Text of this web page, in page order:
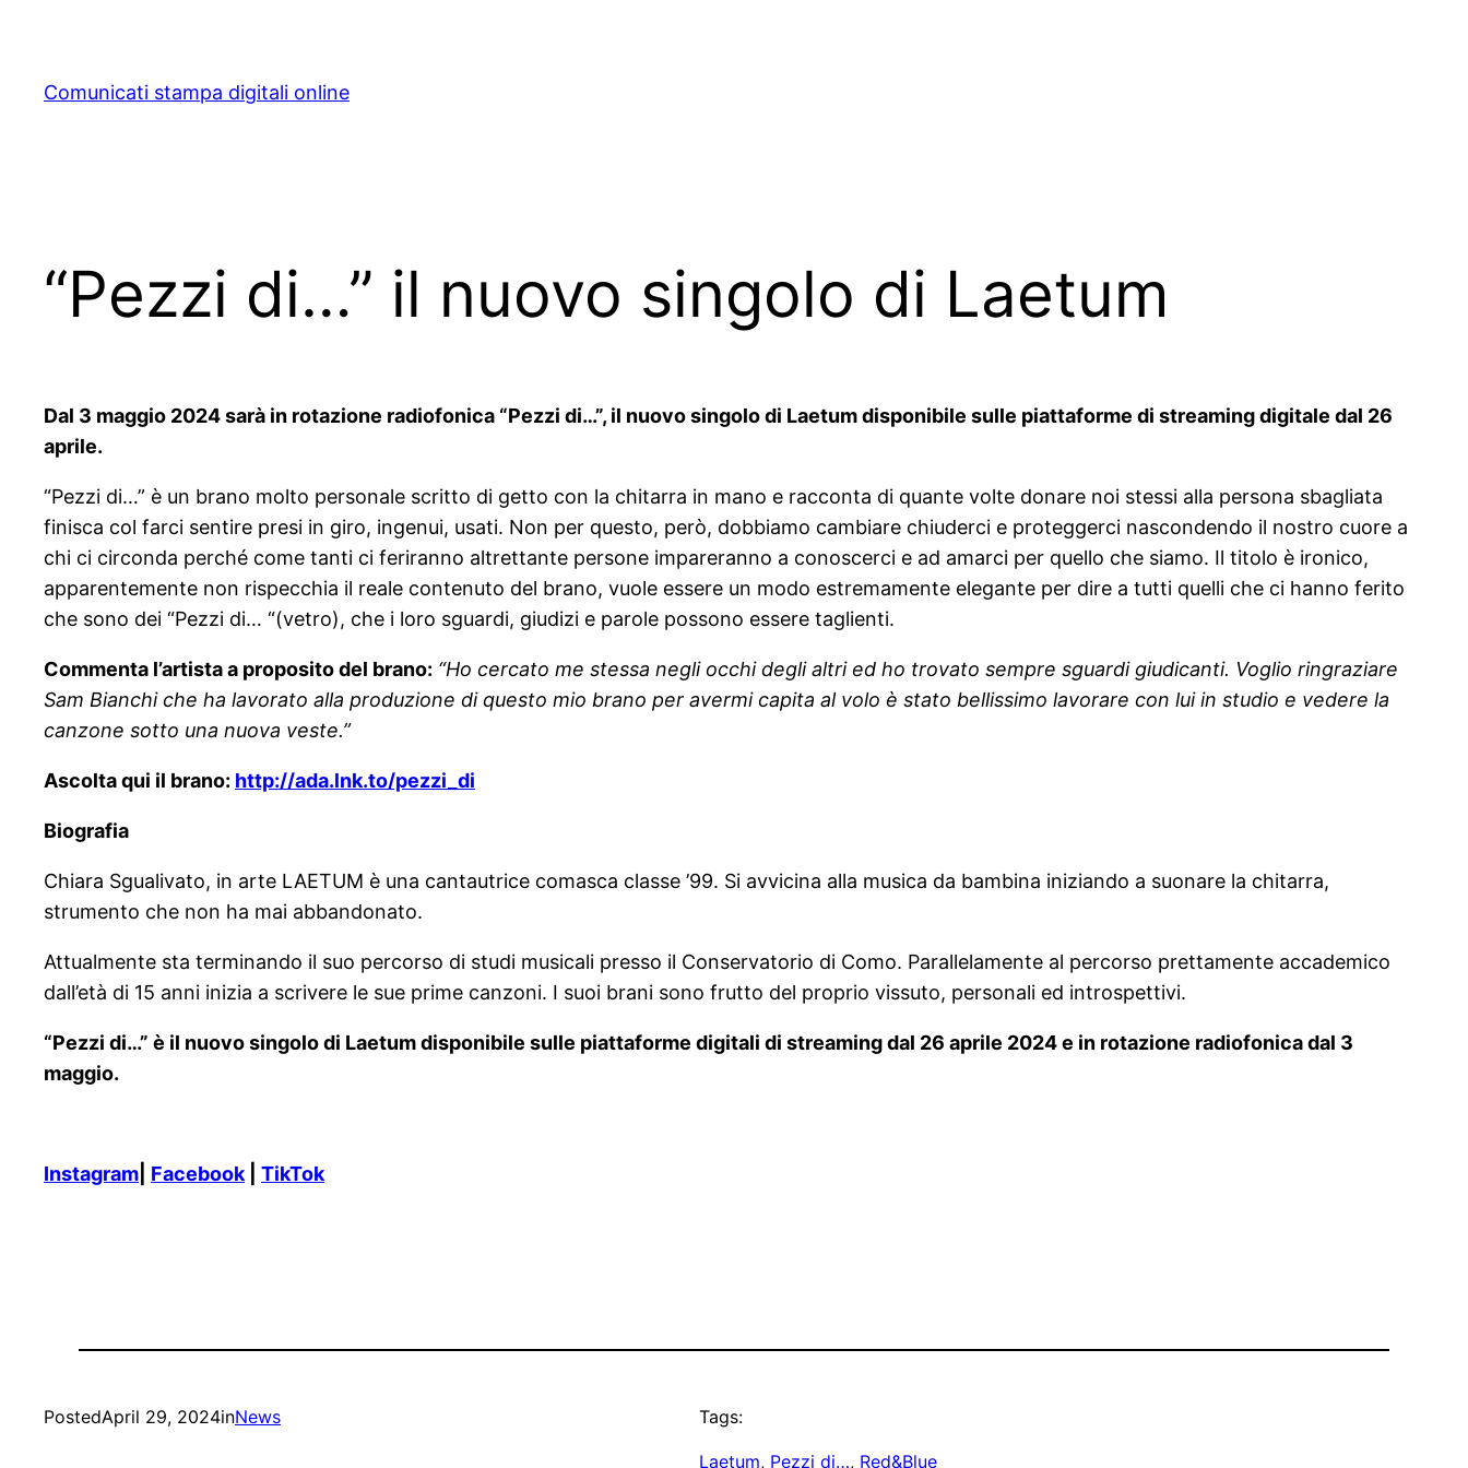
content
Comunicati stampa digitali online
“Pezzi di…” il nuovo singolo di Laetum
Dal 3 maggio 2024 sarà in rotazione radiofonica “Pezzi di…”, il nuovo singolo di Laetum disponibile sulle piattaforme di streaming digitale dal 26
aprile.
“Pezzi di…” è un brano molto personale scritto di getto con la chitarra in mano e racconta di quante volte donare noi stessi alla persona sbagliata
finisca col farci sentire presi in giro, ingenui, usati. Non per questo, però, dobbiamo cambiare chiuderci e proteggerci nascondendo il nostro cuore a
chi ci circonda perché come tanti ci feriranno altrettante persone impareranno a conoscerci e ad amarci per quello che siamo. Il titolo è ironico,
apparentemente non rispecchia il reale contenuto del brano, vuole essere un modo estremamente elegante per dire a tutti quelli che ci hanno ferito
che sono dei “Pezzi di… “(vetro), che i loro sguardi, giudizi e parole possono essere taglienti.
Commenta l’artista a proposito del brano: “Ho cercato me stessa negli occhi degli altri ed ho trovato sempre sguardi giudicanti. Voglio ringraziare
Sam Bianchi che ha lavorato alla produzione di questo mio brano per avermi capita al volo è stato bellissimo lavorare con lui in studio e vedere la
canzone sotto una nuova veste.”
Ascolta qui il brano: http://ada.lnk.to/pezzi_di
Biografia
Chiara Sgualivato, in arte LAETUM è una cantautrice comasca classe ’99. Si avvicina alla musica da bambina iniziando a suonare la chitarra,
strumento che non ha mai abbandonato.
Attualmente sta terminando il suo percorso di studi musicali presso il Conservatorio di Como. Parallelamente al percorso prettamente accademico
dall’età di 15 anni inizia a scrivere le sue prime canzoni. I suoi brani sono frutto del proprio vissuto, personali ed introspettivi.
“Pezzi di…” è il nuovo singolo di Laetum disponibile sulle piattaforme digitali di streaming dal 26 aprile 2024 e in rotazione radiofonica dal 3
maggio.
Instagram Facebook| TikTok
PostedApril 29, 2024inNews Tags:
Laetum, Pezzi di…, Red&Blue